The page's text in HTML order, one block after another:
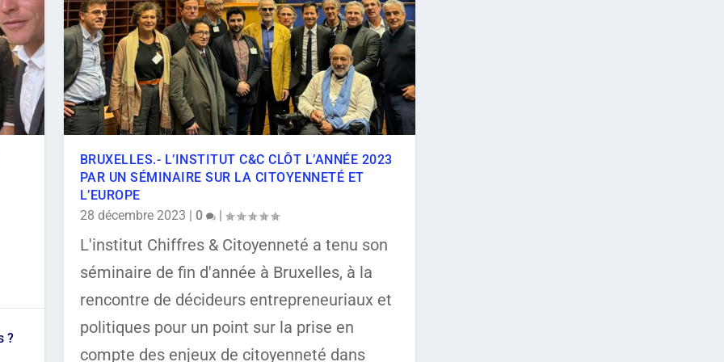
GILLES CARR...
2024 ,
MÉDICALE EN ...
POUR IRRIGUER LES D...
CITOYENNETÉ RENO...
2023
PAR UN S...
2023
REÇOIT LE CONS...
2023 |
2023 |
DU CLIMAT EN SUSPENS
2023 |
?
BRUXELLES.- L’INSTITUT C&C CLÔT L’ANNÉE 2023
PAR UN SÉMINAIRE SUR LA CITOYENNETÉ ET
L’EUROPE
28 décembre 2023
0 |
L'institut Chiffres & Citoyenneté a tenu son
séminaire de fin d'année à Bruxelles, à la
rencontre de décideurs entrepreneuriaux et
politiques pour un point sur la prise en
compte des enjeux de citoyenneté dans